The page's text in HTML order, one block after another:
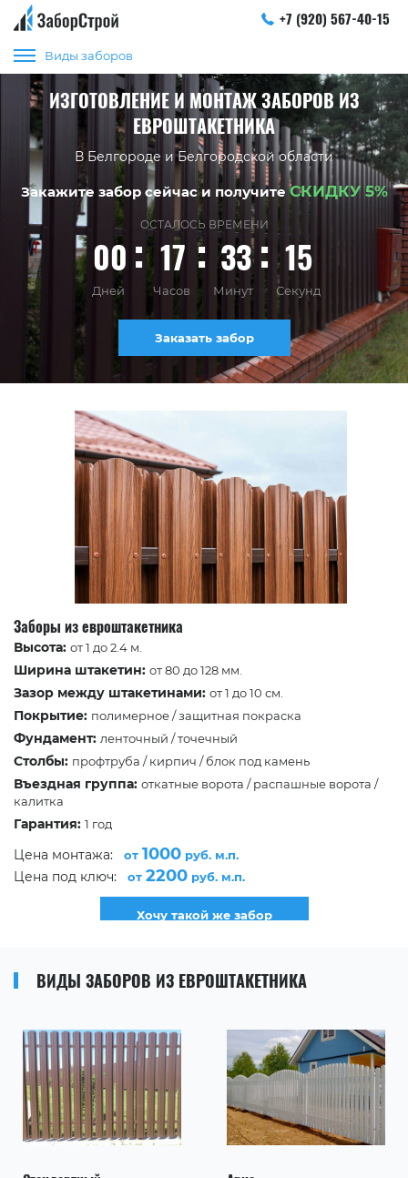
+7 (920) 567-40-15
Виды заборов
ИЗГОТОВЛЕНИЕ И МОНТАЖ ЗАБОРОВ ИЗ
ЕВРОШТАКЕТНИКА
В Белгороде и Белгородской области
Закажите забор сейчас и получитеСКИДКУ 5%
ОСТАЛОСЬ ВРЕМЕНИ
00 17 33 14
Дней Часов Минут Секунд
Заказать забор
Заборы из евроштакетника
Высота: от 1 до 2.4 м.
Ширина штакетин: от 80 до 128 мм.
Зазор между штакетинами: от 1 до 10 см.
Покрытие: полимерное / защитная покраска
Фундамент: ленточный / точечный
Столбы: профтруба / кирпич / блок под камень
Въездная группа: откатные ворота / распашные ворота /
калитка
Гарантия: 1 год
Цена монтажа: от 1000 руб. м.п.
Цена под ключ: от 2200 руб. м.п.
Хочу такой же забор
ВИДЫ ЗАБОРОВ ИЗ ЕВРОШТАКЕТНИКА